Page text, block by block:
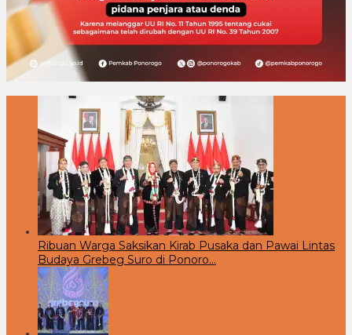
Ribuan Warga Saksikan Kirab Pusaka dan Pawai Lintas
Budaya Grebeg Suro di Ponoro…